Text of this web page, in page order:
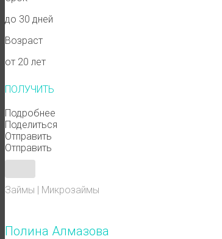
до 30 дней
Возраст
от 20 лет
ПОЛУЧИТЬ
Подробнее
Поделиться
Отправить
Отправить
Займы | Микрозаймы
Полина Алмазова